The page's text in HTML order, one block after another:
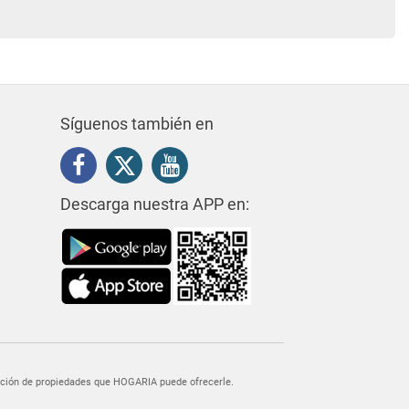
Síguenos también en
Descarga nuestra APP en:
de propiedades que HOGARIA puede ofrecerle.